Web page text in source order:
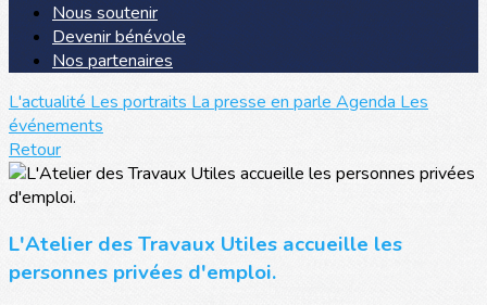
Nous soutenir
Devenir bénévole
Nos partenaires
L'actualité Les portraits La presse en parle Agenda Les
événements
Retour
L'Atelier des Travaux Utiles accueille les
personnes privées d'emploi.